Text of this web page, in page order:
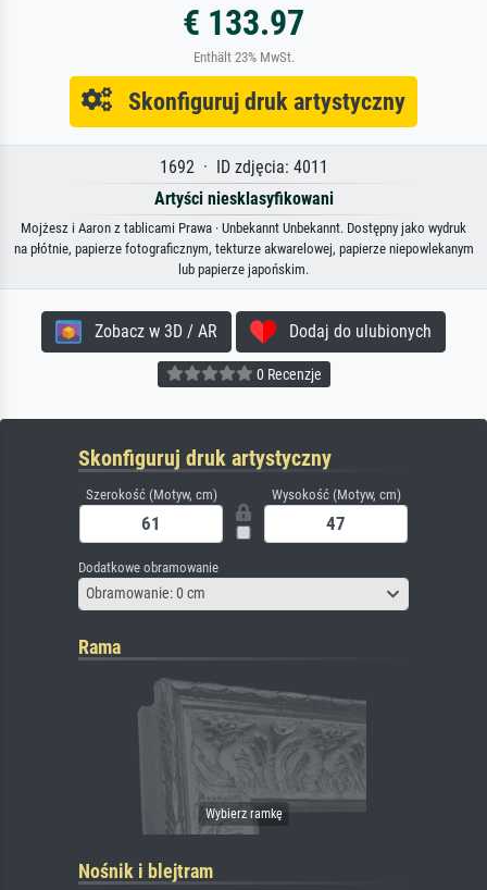
€ 133.97
Enthält 23% MwSt.
Skonfiguruj druk artystyczny
1692 · ID zdjęcia: 4011
Artyści niesklasyfikowani
Mojżesz i Aaron z tablicami Prawa · Unbekannt Unbekannt. Dostępny jako wydruk
na płótnie, papierze fotograficznym, tekturze akwarelowej, papierze niepowlekanym
lub papierze japońskim.
Zobacz w 3D / AR Dodaj do ulubionych
0 Recenzje
Skonfiguruj druk artystyczny
Szerokość (Motyw, cm) Wysokość (Motyw, cm)
Dodatkowe obramowanie
Obramowanie: 0 cm
Rama
Nośnik i blejtram